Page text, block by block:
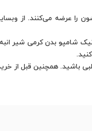
را عرضه می‌کنند. از
شامپو بدن کرمی شیر
باشید. همچنین قبل از